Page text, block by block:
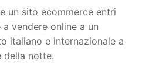
un sito ecommerce entri
vendere online a un
italiano e internazionale a
della notte.